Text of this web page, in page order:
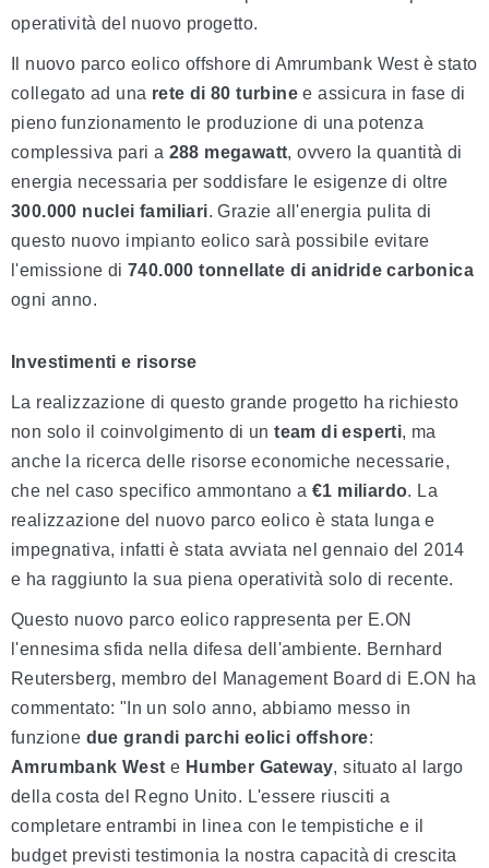
operatività del nuovo progetto.
Il nuovo parco eolico offshore di Amrumbank West è stato
collegato ad una rete di 80 turbine e assicura in fase di
pieno funzionamento le produzione di una potenza
complessiva pari a 288 megawatt, ovvero la quantità di
energia necessaria per soddisfare le esigenze di oltre
300.000 nuclei familiari. Grazie all'energia pulita di
questo nuovo impianto eolico sarà possibile evitare
l'emissione di740.000 tonnellate di anidride carbonica
ogni anno.
Investimenti e risorse
La realizzazione di questo grande progetto ha richiesto
non solo il coinvolgimento di unteam di esperti, ma
anche la ricerca delle risorse economiche necessarie,
che nel caso specifico ammontano a €1 miliardo. La
realizzazione del nuovo parco eolico è stata lunga e
impegnativa, infatti è stata avviata nel gennaio del 2014
e ha raggiunto la sua piena operatività solo di recente.
Questo nuovo parco eolico rappresenta per E.ON
l'ennesima sfida nella difesa dell'ambiente. Bernhard
Reutersberg, membro del Management Board di E.ON ha
commentato: "In un solo anno, abbiamo messo in
funzione due grandi parchi eolici offshore:
Amrumbank West e Humber Gateway, situato al largo
della costa del Regno Unito. L'essere riusciti a
completare entrambi in linea con le tempistiche e il
budget previsti testimonia la nostra capacità di crescita